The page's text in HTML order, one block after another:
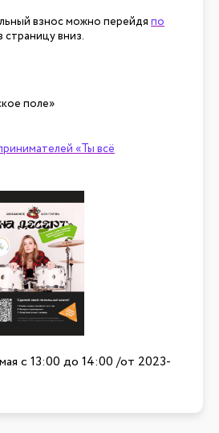
взнос можно перейдя по
страницу вниз.
поле»
«Ты всё
с 13:00 до 14:00 /от 2023-